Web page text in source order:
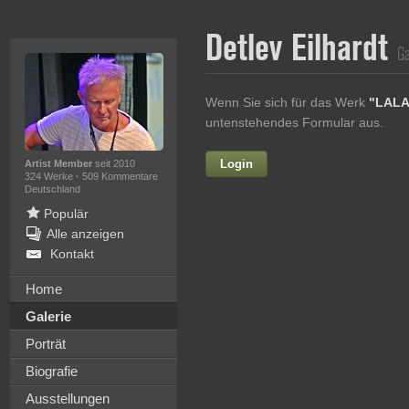
Artist Memberseit 2010
324 Werke · 509 Kommentare
Deutschland
Populär
Alle anzeigen
Kontakt
Home
Galerie
Porträt
Biografie
Ausstellungen
Detlev Eilhardt
Wenn Sie sich für das Werk
untenstehendes Formular aus.
Login